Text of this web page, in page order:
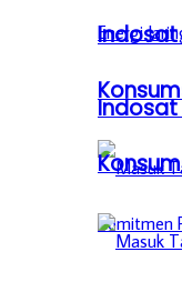
Indosat
Indosat